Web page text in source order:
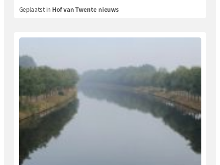
Geplaatst in Hof van Twente nieuws